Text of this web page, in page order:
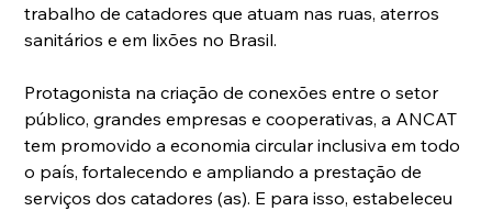
trabalho de catadores que atuam nas ruas, aterros
sanitários e em lixões no Brasil.
Protagonista na criação de conexões entre o setor
público, grandes empresas e cooperativas, a ANCAT
tem promovido a economia circular inclusiva em todo
o país, fortalecendo e ampliando a prestação de
serviços dos catadores (as). E para isso, estabeleceu